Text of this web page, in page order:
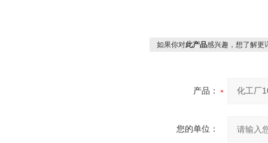
如果你对此产品感兴趣，想了解更
产品：
您的单位：